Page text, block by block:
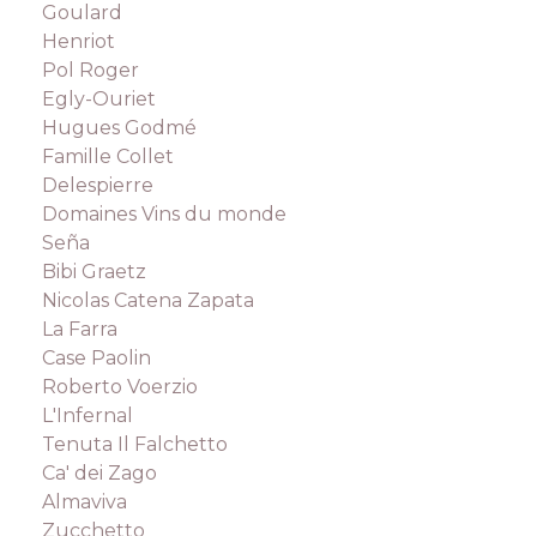
Goulard
Henriot
Pol Roger
Egly-Ouriet
Hugues Godmé
Famille Collet
Delespierre
Domaines Vins du monde
Seña
Bibi Graetz
Nicolas Catena Zapata
La Farra
Case Paolin
Roberto Voerzio
L'Infernal
Tenuta Il Falchetto
Ca' dei Zago
Almaviva
Zucchetto